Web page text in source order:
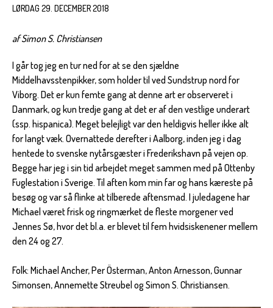
LØRDAG 29. DECEMBER 2018
af Simon S. Christiansen
I går tog jeg en tur ned for at se den sjældne
Middelhavsstenpikker, som holder til ved Sundstrup nord for
Viborg. Det er kun femte gang at denne art er observeret i
Danmark, og kun tredje gang at det er af den vestlige underart
(ssp. hispanica). Meget belejligt var den heldigvis heller ikke alt
for langt væk. Overnattede derefter i Aalborg, inden jeg i dag
hentede to svenske nytårsgæster i Frederikshavn på vejen op.
Begge har jeg i sin tid arbejdet meget sammen med på Ottenby
Fuglestation i Sverige. Til aften kom min far og hans kæreste på
besøg og var så flinke at tilberede aftensmad. I juledagene har
Michael været frisk og ringmærket de fleste morgener ved
Jennes Sø, hvor det bl.a. er blevet til fem hvidsiskenener mellem
den 24 og 27.
Folk: Michael Ancher, Per Österman, Anton Arnesson, Gunnar
Simonsen, Annemette Streubel og Simon S. Christiansen.